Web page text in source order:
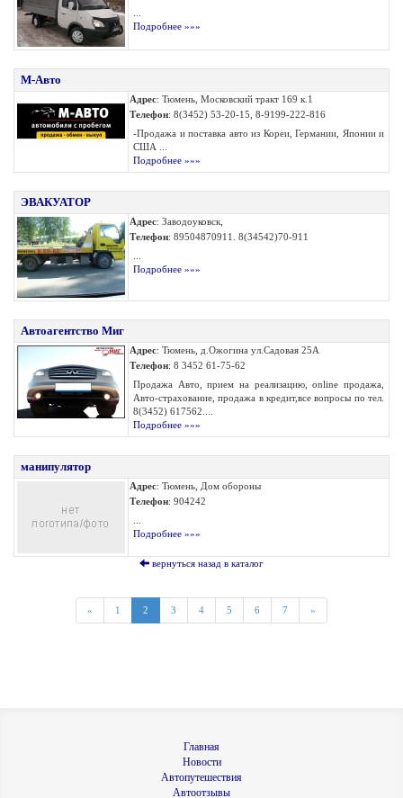
Подробнее »»»
М-Авто
Адрес: Тюмень, Московский тракт 169 к.1
Телефон: 8(3452) 53-20-15, 8-9199-222-816
-Продажа и поставка авто из Кореи, Германии, Японии и
США ...
Подробнее »»»
ЭВАКУАТОР
Адрес: Заводоуковск,
Телефон: 89504870911. 8(34542)70-911
Подробнее »»»
Автоагентство Миг
Адрес: Тюмень, д.Ожогина ул.Садовая 25А
Телефон: 8 3452 61-75-62
Продажа Авто, прием на реализацию, online продажа,
Авто-страхование, продажа в кредит,все вопросы по тел.
8(3452) 617562....
Подробнее »»»
манипулятор
Адрес: Тюмень, Дом обороны
Телефон: 904242
Подробнее »»»
вернуться назад в каталог
« 1 2 3 4 5 6 7 »
Главная
Новости
Автопутешествия
Автоотзывы